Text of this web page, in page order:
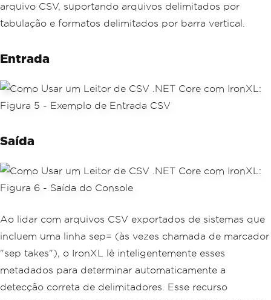
arquivo CSV, suportando arquivos delimitados por
tabulação e formatos delimitados por barra vertical.
Entrada
Saída
Ao lidar com arquivos CSV exportados de sistemas que
incluem uma linha sep= (às vezes chamada de marcador
"sep takes"), o IronXL lê inteligentemente esses
metadados para determinar automaticamente a
detecção correta de delimitadores. Esse recurso